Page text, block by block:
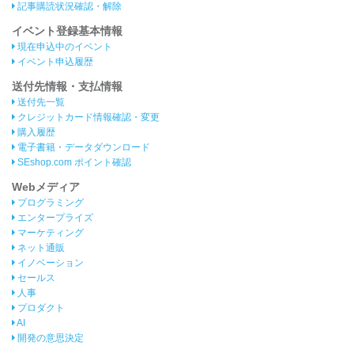
記事購読状況確認・解除
イベント登録基本情報
現在申込中のイベント
イベント申込履歴
送付先情報・支払情報
送付先一覧
クレジットカード情報確認・変更
購入履歴
電子書籍・データダウンロード
SEshop.com ポイント確認
Webメディア
プログラミング
エンタープライズ
マーケティング
ネット通販
イノベーション
セールス
人事
プロダクト
AI
開発の意思決定